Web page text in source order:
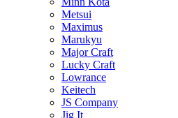
Metsui
Maximus
Marukyu
Major Craft
Lucky Craft
Lowrance
Keitech
JS Company
Jig It